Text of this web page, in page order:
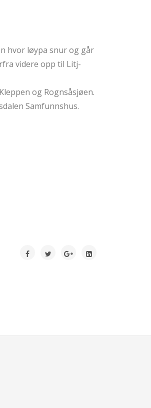
hvor løypa snur og går
videre opp til Litj-
og Rognsåsjøen.
Samfunnshus.